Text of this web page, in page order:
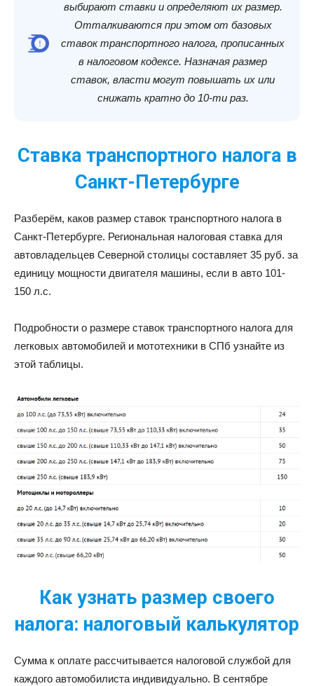
выбирают ставки и определяют их размер.
Отталкиваются при этом от базовых
ставок транспортного налога, прописанных
в налоговом кодексе. Назначая размер
ставок, власти могут повышать их или
снижать кратно до 10-ти раз.
Ставка транспортного налога в
Санкт-Петербурге
Разберём, каков размер ставок транспортного налога в
Санкт-Петербурге. Региональная налоговая ставка для
автовладельцев Северной столицы составляет 35 руб. за
единицу мощности двигателя машины, если в авто 101-
150 л.с.
Подробности о размере ставок транспортного налога для
легковых автомобилей и мототехники в СПб узнайте из
этой таблицы.
Как узнать размер своего
налога: налоговый калькулятор
Сумма к оплате рассчитывается налоговой службой для
каждого автомобилиста индивидуально. В сентябре